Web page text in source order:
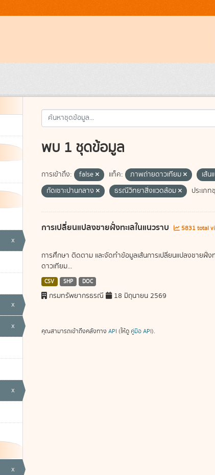
x
x
x
x
x
พบ 1 ชุดข้อมูล
การเข้าถึง: false แท็ค: ภาพถ่ายดาวเทียม
เส้น
กัดเซาะปานกลาง
ธรณีวิทยาสิ่งแวดล้อม ประเภ
การเปลี่ยนแปลงชายฝั่งทะเลในแนวราบ 5831 total
การศึกษา ติดตาม และจัดทำข้อมูลเส้นการเปลี่ยนแปลงชายฝั่
ดาวเทียม...
CSV SHP DOC
กรมทรัพยากรธรณี 18 มิถุนายน 2569
คุณสามารถเข้าถึงคลังทาง API (ให้ดู คู่มือ API).